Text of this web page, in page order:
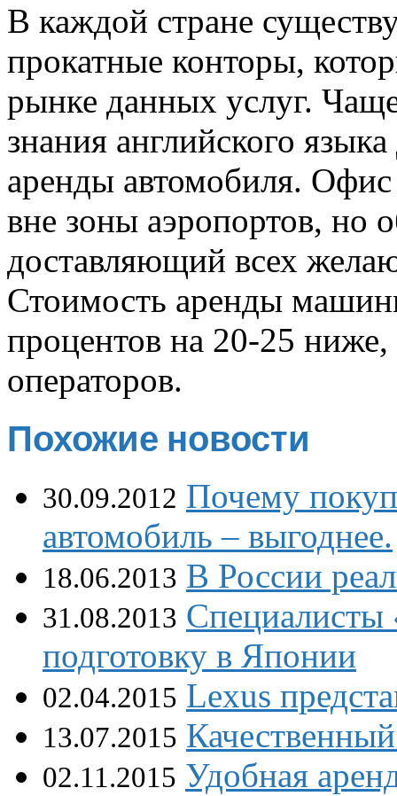
В каждой стране
прокатные конторы,
рынке данных услуг.
знания английского
аренды автомобиля. Офис
вне зоны аэропортов, но
доставляющий всех
Стоимость аренды
процентов на 20-25
операторов.
Похожие новости
30.09.2012 Почему
автомобиль – выгоднее.
18.06.2013 В России
31.08.2013
подготовку в Японии
02.04.2015 Lexus
13.07.2015
02.11.2015 Удобная